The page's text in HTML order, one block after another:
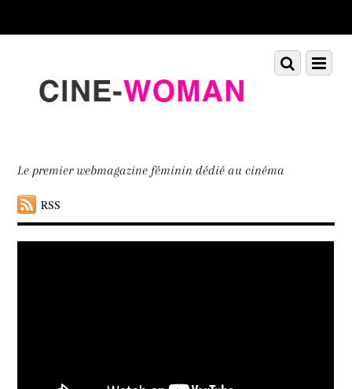
down
Le premier webmagazine féminin dédié au cinéma
RSS
Menu
Scroll
down